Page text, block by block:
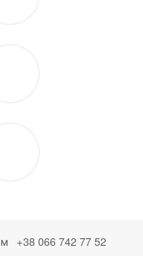
+38 066 742 77 52